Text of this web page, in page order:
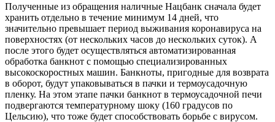
Полученные из обращения наличные Нацбанк сначала будет
хранить отдельно в течение минимум 14 дней, что
значительно превышает период выживания коронавируса на
поверхностях (от нескольких часов до нескольких суток). А
после этого будет осуществляться автоматизированная
обработка банкнот с помощью специализированных
высокоскоростных машин. Банкноты, пригодные для возврата
в оборот, будут упаковываться в пачки и термоусадочную
пленку. На этом этапе пачки банкнот в термоусадочной печи
подвергаются температурному шоку (160 градусов по
Цельсию), что тоже будет способствовать борьбе с вирусом.